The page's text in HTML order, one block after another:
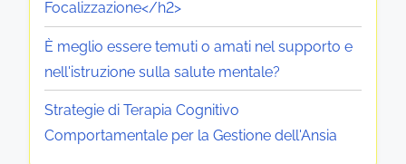
Focalizzazione</h2>
È meglio essere temuti o amati nel supporto e
nell'istruzione sulla salute mentale?
Strategie di Terapia Cognitivo
Comportamentale per la Gestione dell'Ansia